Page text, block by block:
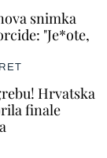
snimka
"Je*ote,
Hrvatska
finale